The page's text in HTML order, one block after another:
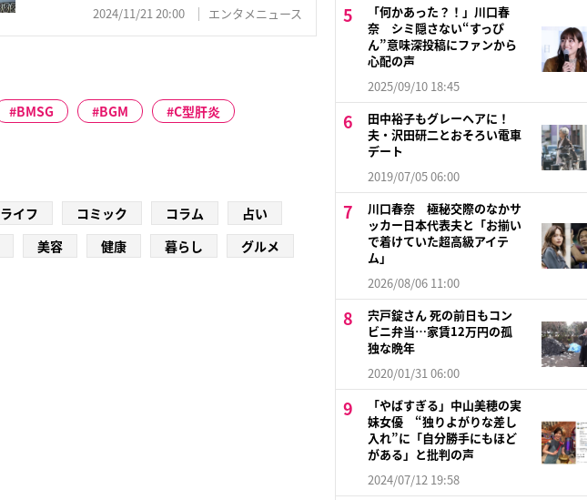
2024/11/21 20:00 エンタメニュース
BMSG BGM
C型肝炎
ライフ コミック コラム
占い
美容 健康 暮らし グルメ
「何かあった？！」川口春
奈 シミ隠さない“すっぴ
ん”意味深投稿にファンから
心配の声
2025/09/10 18:45
田中裕子もグレーヘアに！
夫・沢田研二とおそろい電車
デート
2019/07/05 06:00
川口春奈 極秘交際のなかサ
ッカー日本代表夫と「お揃い
で着けていた超高級アイテ
ム」
2026/08/06 11:00
宍戸錠さん 死の前日もコン
ビニ弁当…家賃12万円の孤
独な晩年
2020/01/31 06:00
「やばすぎる」中山美穂の実
妹女優 “独りよがりな差し
入れ”に「自分勝手にもほど
がある」と批判の声
2024/07/12 19:58